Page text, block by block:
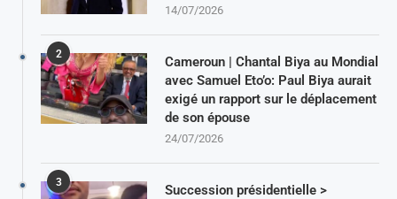
14/07/2026
2
Cameroun | Chantal Biya au Mondial
avec Samuel Eto’o: Paul Biya aurait
exigé un rapport sur le déplacement
de son épouse
24/07/2026
3
Succession présidentielle >